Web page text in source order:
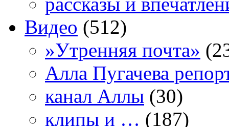
Видео (512)
»Утренняя почта»
Алла Пугачева
канал Аллы (30)
клипы и … (187)